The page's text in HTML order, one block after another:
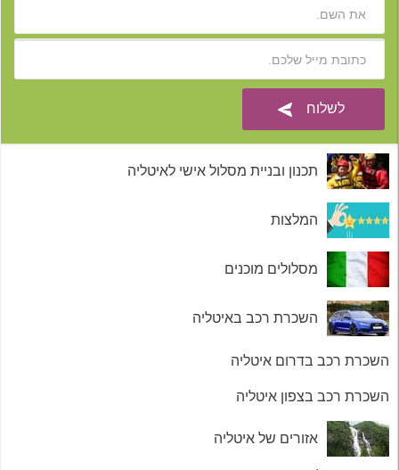
תכנון ובניית מסלול אישי לאיטליה
המלצות
מסלולים מוכנים
השכרת רכב באיטליה
השכרת רכב בדרום איטליה
השכרת רכב בצפון איטליה
אזורים של איטליה